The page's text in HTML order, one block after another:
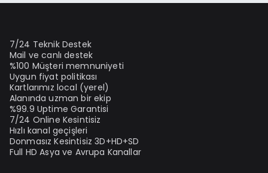
7/24 Teknik Destek
Mail ve canlı destek
%100 Müşteri memnuniyeti
Uygun fiyat politikası
Kartlarımız local (yerel)
Alanında uzman bir ekip
%99.9 Uptime Garantisi
7/24 Online Kesintisiz
Hızlı kanal geçişleri
Donmasız Kesintisiz 3D+HD+SD
Full HD Asya ve Avrupa Kanallar